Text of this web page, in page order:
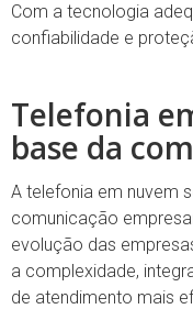
Com a tecnologia
confiabilidade e
Telefonia
base da
A telefonia em nuvem
comunicação
evolução das
a complexidade,
de atendimento mais